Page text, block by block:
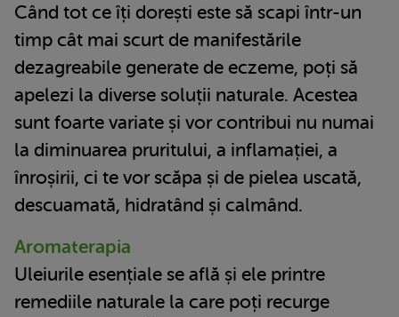
Când tot ce îți dorești este să scapi într-un
timp cât mai scurt de manifestările
dezagreabile generate de eczeme, poți să
apelezi la diverse soluții naturale. Acestea
sunt foarte variate și vor contribui nu numai
la diminuarea pruritului, a inflamației, a
înroșirii, ci te vor scăpa și de pielea uscată,
descuamată, hidratând și calmând.
Aromaterapia
Uleiurile esențiale se află și ele printre
remediile naturale la care poți recurge